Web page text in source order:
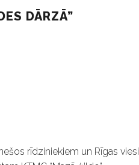
DĀRZĀ”
rīdziniekiem un Rīgas